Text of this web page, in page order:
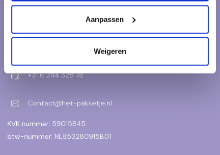
Aanpassen
Weigeren
Onderdeel van Het pakketje.nl
3841 EE Harderwijk
+31 6 244 328 78
Contact@het-pakketje.nl
KVK nummer: 59015845
btw-nummer: NL853280915B01